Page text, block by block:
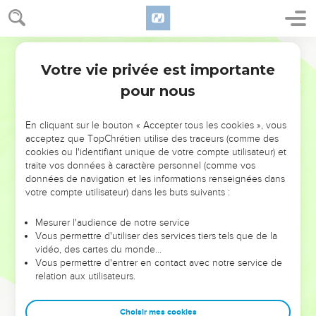
NE MANQUEZ PAS L’ÉVÉNEMENT
DE L’ANNÉE !
ET SI LEURS ERREURS POUVAIENT VOUS ÉVITER LES
VOTRES ?
leur foi ou leur vision. Mais on voit moins les doutes, les erreurs
et les saisons difficiles qu'ils ont traversés, alors même que ce
sont elles qui les ont façonnés.
Dans cette conférence, leaders, entrepreneurs, et responsables
clés pour avancer avec plus de sagesse afin que leurs erreurs
Votre vie privée est importante
pour nous
En cliquant sur le bouton « Accepter tous les cookies », vous
acceptez que TopChrétien utilise des traceurs (comme des
cookies ou l'identifiant unique de votre compte utilisateur) et
traite vos données à caractère personnel (comme vos
données de navigation et les informations renseignées dans
votre compte utilisateur) dans les buts suivants :
Mesurer l'audience de notre service
Vous permettre d'utiliser des services tiers tels que de la
vidéo, des cartes du monde…
Vous permettre d'entrer en contact avec notre service de
relation aux utilisateurs.
Choisir mes cookies